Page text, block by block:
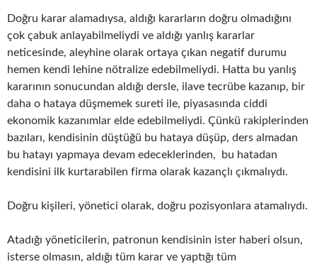
Doğru karar alamadıysa, aldığı kararların doğru olmadığını
çok çabuk anlayabilmeliydi ve aldığı yanlış kararlar
neticesinde, aleyhine olarak ortaya çıkan negatif durumu
hemen kendi lehine nötralize edebilmeliydi. Hatta bu yanlış
kararının sonucundan aldığı dersle, ilave tecrübe kazanıp, bir
daha o hataya düşmemek sureti ile, piyasasında ciddi
ekonomik kazanımlar elde edebilmeliydi. Çünkü rakiplerinden
bazıları, kendisinin düştüğü bu hataya düşüp, ders almadan
bu hatayı yapmaya devam edeceklerinden, bu hatadan
kendisini ilk kurtarabilen firma olarak kazançlı çıkmalıydı.
Doğru kişileri, yönetici olarak, doğru pozisyonlara atamalıydı.
Atadığı yöneticilerin, patronun kendisinin ister haberi olsun,
isterse olmasın, aldığı tüm karar ve yaptığı tüm